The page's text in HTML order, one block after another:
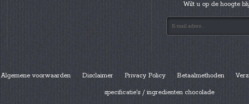
Wilt u op de hoogte
Algemene voorwaarden Disclaimer Privacy Policy Betaalmethoden
specificatie's / ingredienten chocolade